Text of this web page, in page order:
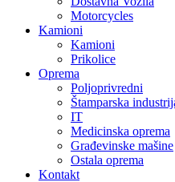
Motorcycles
Kamioni
Kamioni
Prikolice
Oprema
Poljoprivredni
Štamparska
IT
Medicinska oprema
Građevinske mašine
Ostala oprema
Kontakt